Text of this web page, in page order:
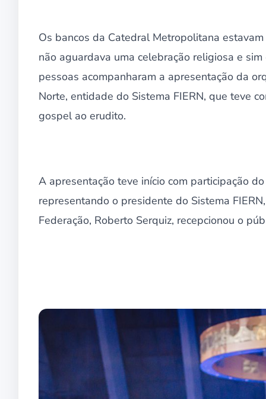
Os bancos da Catedral Metropolitana
não aguardava uma celebração religiosa e
pessoas acompanharam a apresentação da
Norte, entidade do Sistema FIERN, que teve
gospel ao erudito.
A apresentação teve início com participação
representando o presidente do Sistema
Federação, Roberto Serquiz, recepcionou o